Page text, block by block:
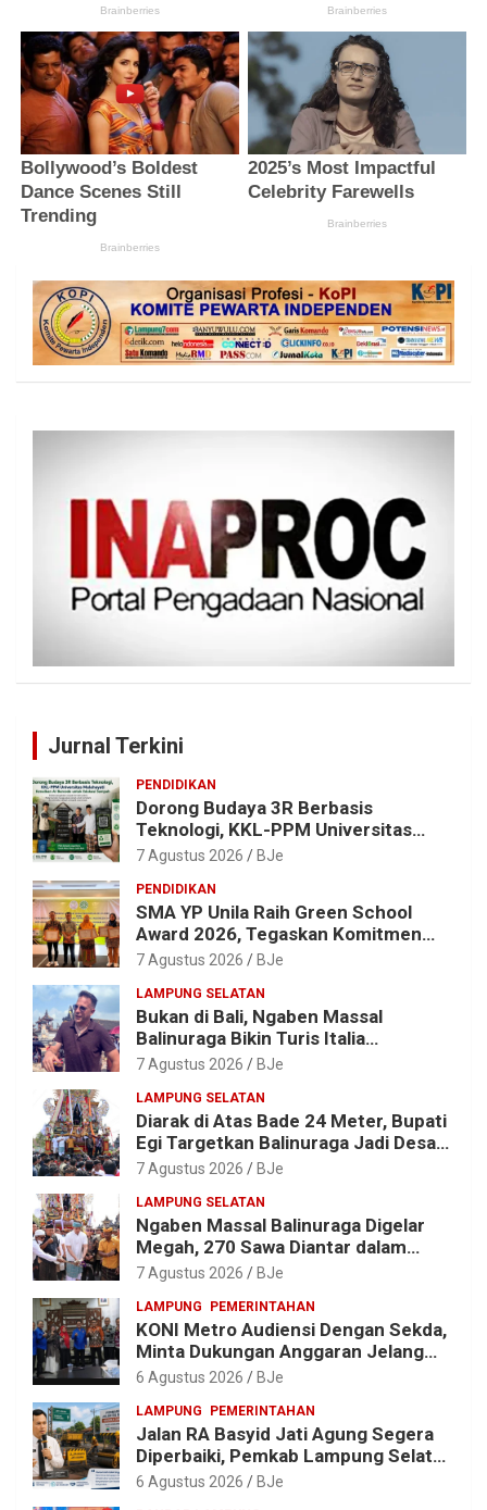
Jurnal Terkini
PENDIDIKAN
Dorong Budaya 3R Berbasis
Teknologi, KKL-PPM Universitas
Malahayati Kenalkan AI Barcode
7 Agustus 2026 BJe
PENDIDIKAN
SMA YP Unila Raih Green School
Award 2026, Tegaskan Komitmen
Wujudkan Sekolah Ramah
7 Agustus 2026 BJe
LAMPUNG SELATAN
Bukan di Bali, Ngaben Massal
Balinuraga Bikin Turis Italia
Terpukau, Puluhan Ribu Orang Ikut
7 Agustus 2026 BJe
LAMPUNG SELATAN
Diarak di Atas Bade 24 Meter, Bupati
Egi Targetkan Balinuraga Jadi Desa
Wisata Budaya 2027
7 Agustus 2026 BJe
LAMPUNG SELATAN
Ngaben Massal Balinuraga Digelar
Megah, 270 Sawa Diantar dalam
Tradisi Suci yang Gerakkan Ekonomi
7 Agustus 2026 BJe
LAMPUNG PEMERINTAHAN
KONI Metro Audiensi Dengan Sekda,
Minta Dukungan Anggaran Jelang
Porprov X Lampung
6 Agustus 2026 BJe
LAMPUNG PEMERINTAHAN
Jalan RA Basyid Jati Agung Segera
Diperbaiki, Pemkab Lampung Selatan
Alokasikan Rp1,13 Miliar
6 Agustus 2026 BJe